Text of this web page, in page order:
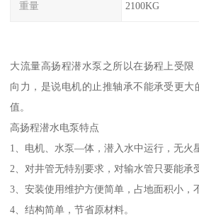
重量 2100KG
大流量高扬程潜水泵之所以在扬程上受限
向力，是说电机的止推轴承不能承受更大
值。
高扬程潜水电泵特点
1、电机、水泵—体，潜入水中运行，无火
2、对井管无特别要求，对输水管只要能承
3、安装使用维护方便简单，占地面积小，
4、结构简单，节省原材料。